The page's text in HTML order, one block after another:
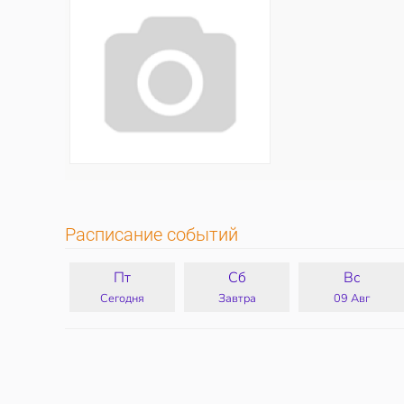
Расписание событий
Пт
Сегодня
Сб
Завтра
Вс
09 Авг